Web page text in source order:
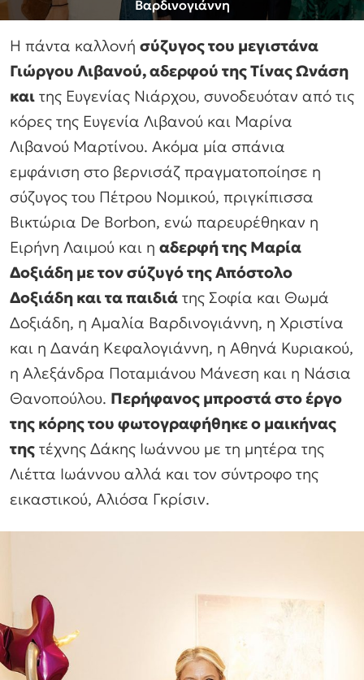
Βαρδινογιάννη
Η πάντα καλλονή σύζυγος του μεγιστάνα
Γιώργου Λιβανού, αδερφού της Τίνας Ωνάση
και της Ευγενίας Νιάρχου, συνοδευόταν από τις
κόρες της Ευγενία Λιβανού και Μαρίνα
Λιβανού Μαρτίνου. Ακόμα μία σπάνια
εμφάνιση στο βερνισάζ πραγματοποίησε η
σύζυγος του Πέτρου Νομικού, πριγκίπισσα
Βικτώρια De Borbon, ενώ παρευρέθηκαν η
Ειρήνη Λαιμού και η αδερφή της Μαρία
Δοξιάδη με τον σύζυγό της Απόστολο
Δοξιάδη και τα παιδιά της Σοφία και Θωμά
Δοξιάδη, η Αμαλία Βαρδινογιάννη, η Χριστίνα
και η Δανάη Κεφαλογιάννη, η Αθηνά Κυριακού,
η Αλεξάνδρα Ποταμιάνου Μάνεση και η Νάσια
Θανοπούλου. Περήφανος μπροστά στο έργο
της κόρης του φωτογραφήθηκε ο μαικήνας
της τέχνης Δάκης Ιωάννου με τη μητέρα της
Λιέττα Ιωάννου αλλά και τον σύντροφο της
εικαστικού, Αλιόσα Γκρίσιν.